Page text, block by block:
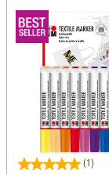
(1)